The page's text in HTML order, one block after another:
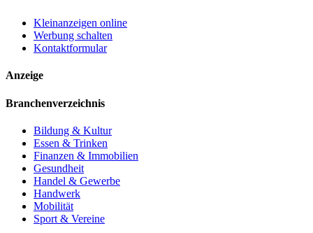
Kleinanzeigen online
Werbung schalten
Kontaktformular
Anzeige
Branchenverzeichnis
Bildung & Kultur
Essen & Trinken
Finanzen & Immobilien
Gesundheit
Handel & Gewerbe
Handwerk
Mobilität
Sport & Vereine